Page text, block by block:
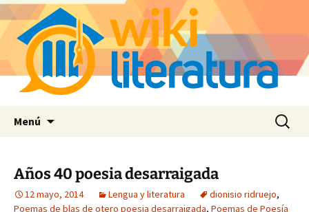
Menú Buscar:
Años 40 poesia desarraigada
12 mayo, 2014 Lengua y literatura dionisio ridruejo,
Poemas de blas de otero poesia desarraigada, Poemas de Poesía